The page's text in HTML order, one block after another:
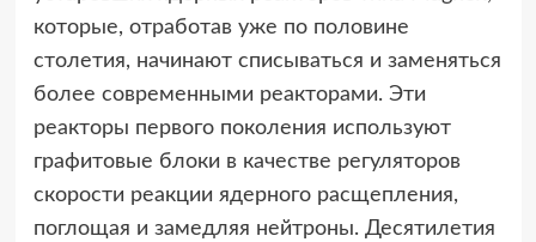
которые, отработав уже по половине
столетия, начинают списываться и заменяться
более современными реакторами. Эти
реакторы первого поколения используют
графитовые блоки в качестве регуляторов
скорости реакции ядерного расщепления,
поглощая и замедляя нейтроны. Десятилетия